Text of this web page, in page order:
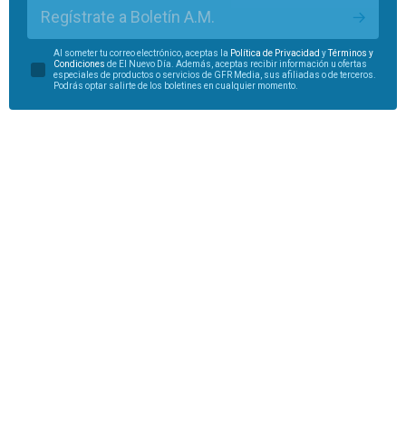
Regístrate a Boletín A.M.
Al someter tu correo electrónico, aceptas la Política de Privacidad yTérminos y
Condiciones de El Nuevo Día. Además, aceptas recibir información u ofertas
especiales de productos o servicios de GFR Media, sus afiliadas o de terceros.
Podrás optar salirte de los boletines en cualquier momento.